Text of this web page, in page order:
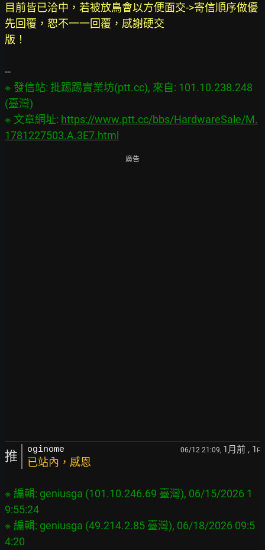
目前皆已洽中，若被放鳥會以方便面交->寄信順序做優
先回覆，恕不一一回覆，感謝硬交
版！
※ 發信站: 批踢踢實業坊(ptt.cc), 來自: 101.10.238.248
(臺灣)
※ 文章網址: https://www.ptt.cc/bbs/HardwareSale/M.
1781227503.A.3E7.html
廣告
推 oginome 06/12 21:09, 1月前 , 1 F
已站內，感恩
※ 編輯: geniusga (101.10.246.69 臺灣), 06/15/2026 1
9:55:24
※ 編輯: geniusga (49.214.2.85 臺灣), 06/18/2026 09:5